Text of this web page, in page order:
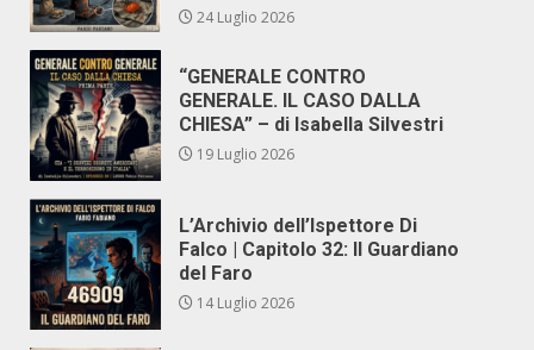
24 Luglio 2026
“GENERALE CONTRO
GENERALE. IL CASO DALLA
CHIESA” – di Isabella Silvestri
19 Luglio 2026
L’Archivio dell’Ispettore Di
Falco | Capitolo 32: Il Guardiano
del Faro
14 Luglio 2026